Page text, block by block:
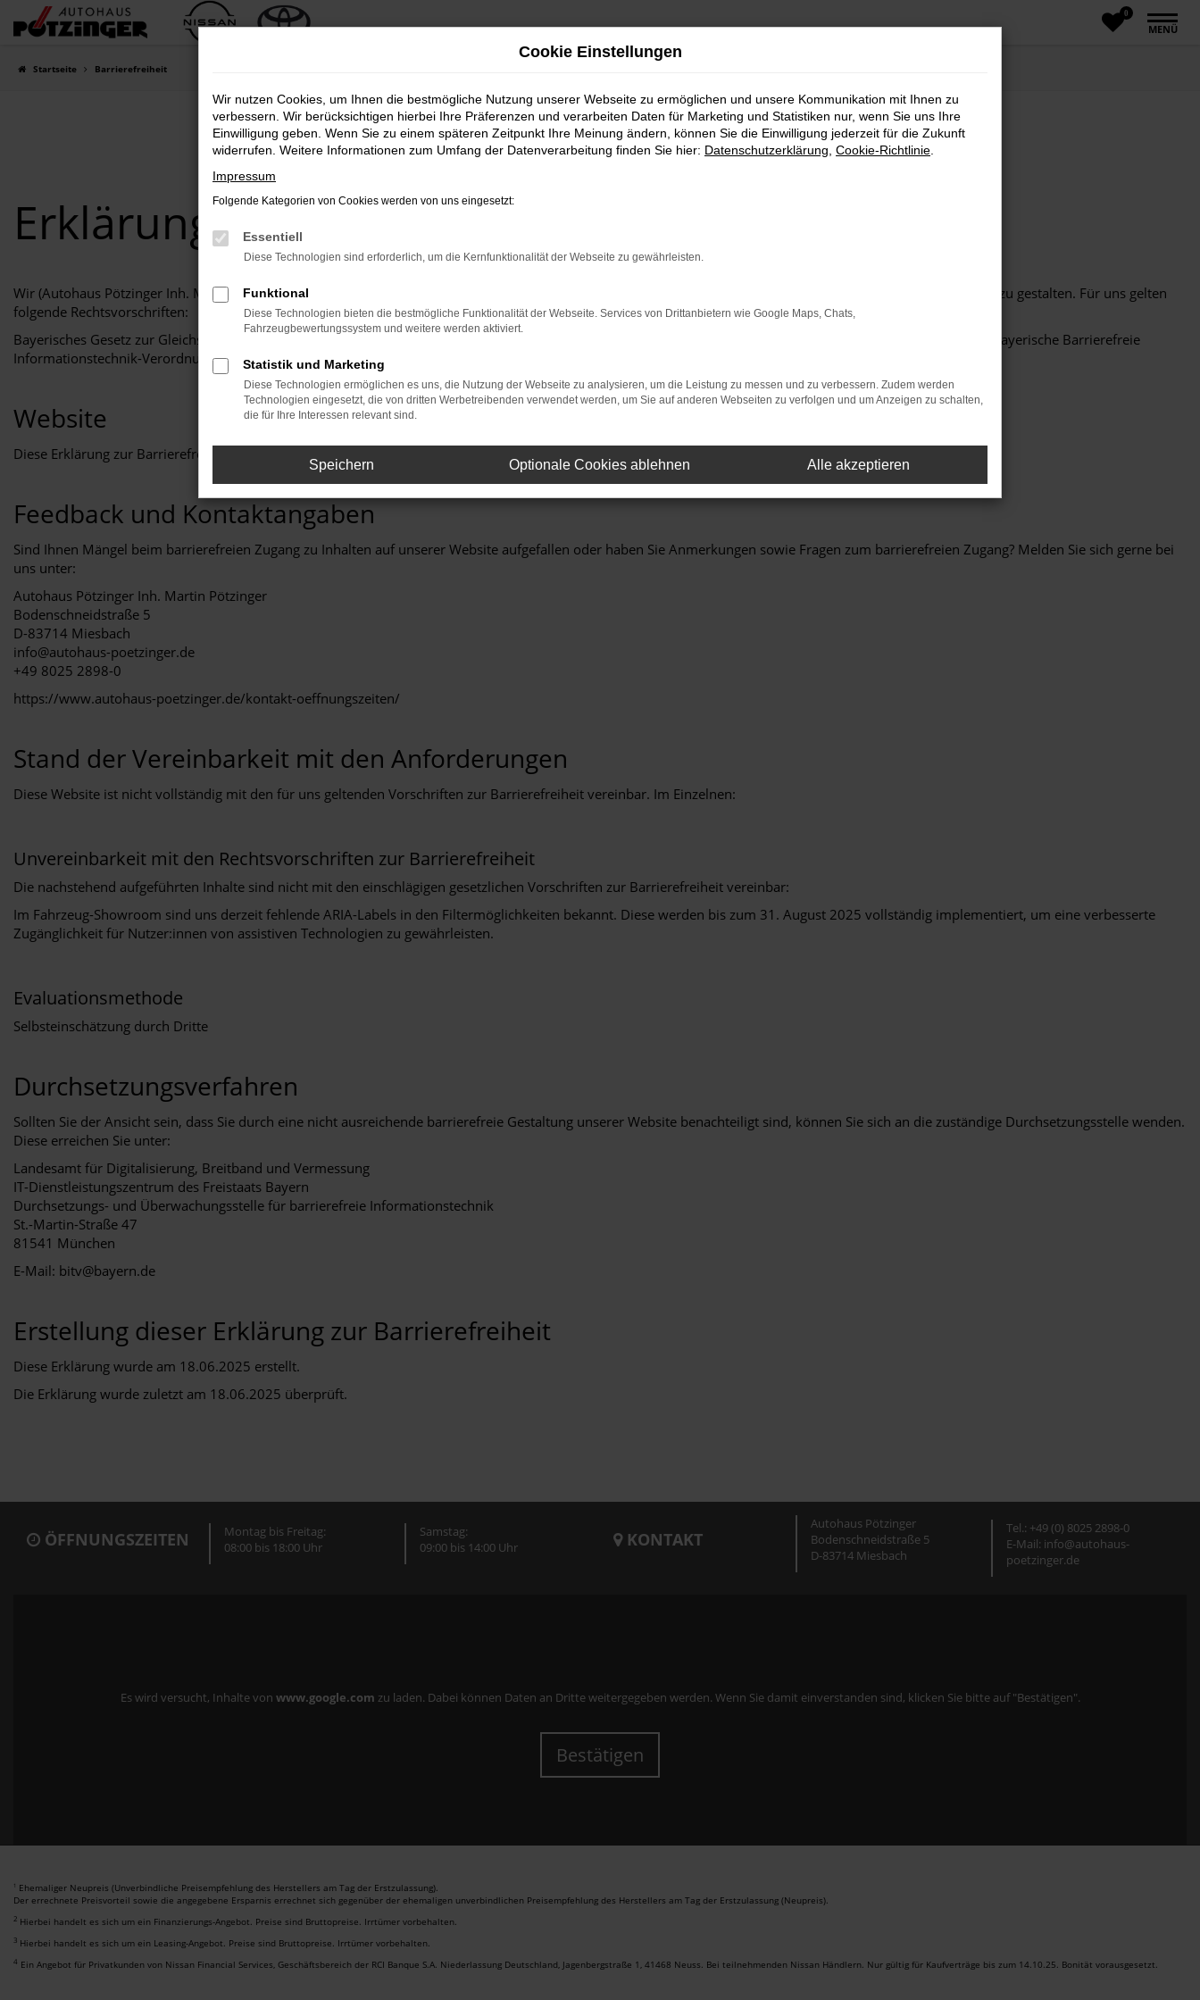
Zum
0
MENÜ
Startseite Barrierefreiheit
Erklärung zur Barrierefreiheit
Wir (Autohaus Pötzinger Inh. Martin Pötzinger) als Websitebetreiber sind bemüht, die Website in Einklang mit den einschlägigen Vorschriften zur Barrierefreiheit zu gestalten. Für uns gelten
folgende Rechtsvorschriften:
Bayerisches Gesetz zur Gleichstellung, Integration und Teilhabe von Menschen mit Behinderung (Bayerisches Behindertengleichstellungsgesetz – BayBGG) und Bayerische Barrierefreie
Informationstechnik-Verordnung (BayBITV)
Website
Diese Erklärung zur Barrierefreiheit gilt für die Website
Feedback und Kontaktangaben
Sind Ihnen Mängel beim barrierefreien Zugang zu Inhalten auf unserer Website aufgefallen oder haben Sie Anmerkungen sowie Fragen zum barrierefreien Zugang? Melden Sie sich gerne bei
uns unter:
Autohaus Pötzinger Inh. Martin Pötzinger
Bodenschneidstraße 5
D-83714 Miesbach
info@autohaus-poetzinger.de
+49 8025 2898-0
https://www.autohaus-poetzinger.de/kontakt-oeffnungszeiten/
Stand der Vereinbarkeit mit den Anforderungen
Diese Website ist nicht vollständig mit den für uns geltenden Vorschriften zur Barrierefreiheit vereinbar. Im Einzelnen:
Unvereinbarkeit mit den Rechtsvorschriften zur Barrierefreiheit
Die nachstehend aufgeführten Inhalte sind nicht mit den einschlägigen gesetzlichen Vorschriften zur Barrierefreiheit vereinbar:
Im Fahrzeug-Showroom sind uns derzeit fehlende ARIA-Labels in den Filtermöglichkeiten bekannt. Diese werden bis zum 31. August 2025 vollständig implementiert, um eine verbesserte
Zugänglichkeit für Nutzer:innen von assistiven Technologien zu gewährleisten.
Evaluationsmethode
Selbsteinschätzung durch Dritte
Durchsetzungsverfahren
Sollten Sie der Ansicht sein, dass Sie durch eine nicht ausreichende barrierefreie Gestaltung unserer Website benachteiligt sind, können Sie sich an die zuständige Durchsetzungsstelle wenden.
Diese erreichen Sie unter:
Landesamt für Digitalisierung, Breitband und Vermessung
IT-Dienstleistungszentrum des Freistaats Bayern
Durchsetzungs- und Überwachungsstelle für barrierefreie Informationstechnik
St.-Martin-Straße 47
81541 München
E-Mail: bitv@bayern.de
Erstellung dieser Erklärung zur Barrierefreiheit
Diese Erklärung wurde am 18.06.2025 erstellt.
Die Erklärung wurde zuletzt am 18.06.2025 überprüft.
ÖFFNUNGSZEITEN
Montag bis Freitag:
08:00 bis 18:00 Uhr
Samstag:
09:00 bis 14:00 Uhr
KONTAKT
Autohaus Pötzinger
Bodenschneidstraße 5
D-83714 Miesbach
Tel.: +49 (0) 8025 2898-0
E-Mail: info@autohaus-
poetzinger.de
Es wird versucht, Inhalte von www.google.com zu laden. Dabei können Daten an Dritte weitergegeben werden. Wenn Sie damit einverstanden sind, klicken Sie bitte auf "Bestätigen".
Bestätigen
1 Ehemaliger Neupreis (Unverbindliche Preisempfehlung des Herstellers am Tag der Erstzulassung).
Der errechnete Preisvorteil sowie die angegebene Ersparnis errechnet sich gegenüber der ehemaligen unverbindlichen Preisempfehlung des Herstellers am Tag der Erstzulassung (Neupreis).
2 Hierbei handelt es sich um ein Finanzierungs-Angebot. Preise sind Bruttopreise. Irrtümer vorbehalten.
3 Hierbei handelt es sich um ein Leasing-Angebot. Preise sind Bruttopreise. Irrtümer vorbehalten.
4 Ein Angebot für Privatkunden von Nissan Financial Services, Geschäftsbereich der RCI Banque S.A. Niederlassung Deutschland, Jagenbergstraße 1, 41468 Neuss. Bei teilnehmenden Nissan Händlern. Nur gültig für Kaufverträge bis zum 14.10.25. Bonität vorausgesetzt.
Cookie Einstellungen
Wir nutzen Cookies, um Ihnen die bestmögliche Nutzung unserer Webseite zu ermöglichen und unsere Kommunikation mit Ihnen zu
verbessern. Wir berücksichtigen hierbei Ihre Präferenzen und verarbeiten Daten für Marketing und Statistiken nur, wenn Sie uns Ihre
Einwilligung geben. Wenn Sie zu einem späteren Zeitpunkt Ihre Meinung ändern, können Sie die Einwilligung jederzeit für die Zukunft
widerrufen. Weitere Informationen zum Umfang der Datenverarbeitung finden Sie hier: Datenschutzerklärung Cookie-Richtlinie
Impressum
Folgende Kategorien von Cookies werden von uns eingesetzt:
Essentiell
Diese Technologien sind erforderlich, um die Kernfunktionalität der Webseite zu gewährleisten.
Funktional
Diese Technologien bieten die bestmögliche Funktionalität der Webseite. Services von Drittanbietern wie Google Maps, Chats,
Fahrzeugbewertungssystem und weitere werden aktiviert.
Statistik und Marketing
Diese Technologien ermöglichen es uns, die Nutzung der Webseite zu analysieren, um die Leistung zu messen und zu verbessern. Zudem werden
Technologien eingesetzt, die von dritten Werbetreibenden verwendet werden, um Sie auf anderen Webseiten zu verfolgen und um Anzeigen zu schalten,
die für Ihre Interessen relevant sind.
Speichern Optionale Cookies ablehnen Alle akzeptieren